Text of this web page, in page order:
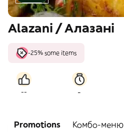
Alazani / Алазані
-25% some items
-- -
Promotions Комбо-меню